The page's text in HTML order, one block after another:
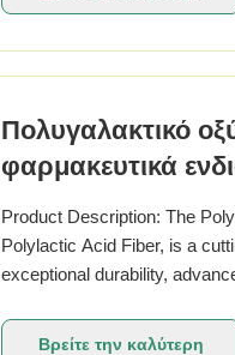
Πολυγαλακτικό
φαρμακευτικά
Product Description: The
Polylactic Acid Fiber, is a
exceptional durability,
resources, making it a
Βρείτε την καλύτερη